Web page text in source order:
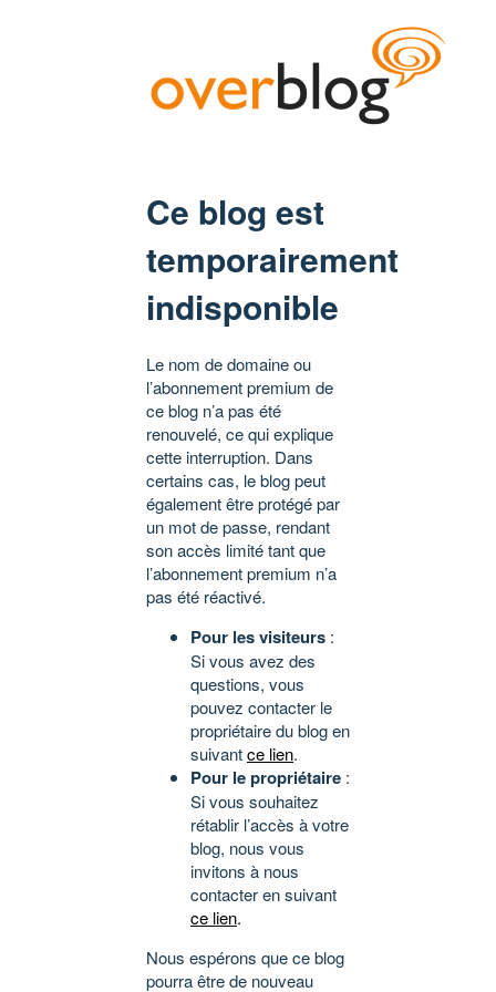
Ce blog est
temporairement
indisponible
Le nom de domaine ou
l’abonnement premium de
ce blog n’a pas été
renouvelé, ce qui explique
cette interruption. Dans
certains cas, le blog peut
également être protégé par
un mot de passe, rendant
son accès limité tant que
l’abonnement premium n’a
pas été réactivé.
Pour les visiteurs :
Si vous avez des
questions, vous
pouvez contacter le
propriétaire du blog en
suivantce lien.
Pour le propriétaire :
Si vous souhaitez
rétablir l’accès à votre
blog, nous vous
invitons à nous
contacter en suivant
ce lien.
Nous espérons que ce blog
pourra être de nouveau